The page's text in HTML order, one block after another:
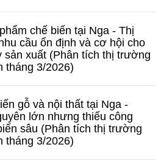
chế biến tại Nga - Thị
cầu ổn định và cơ hội cho
sản xuất (Phân tích thị trường
tháng 3/2026)
gỗ và nội thất tại Nga -
lớn nhưng thiếu công
sâu (Phân tích thị trường
tháng 3/2026)